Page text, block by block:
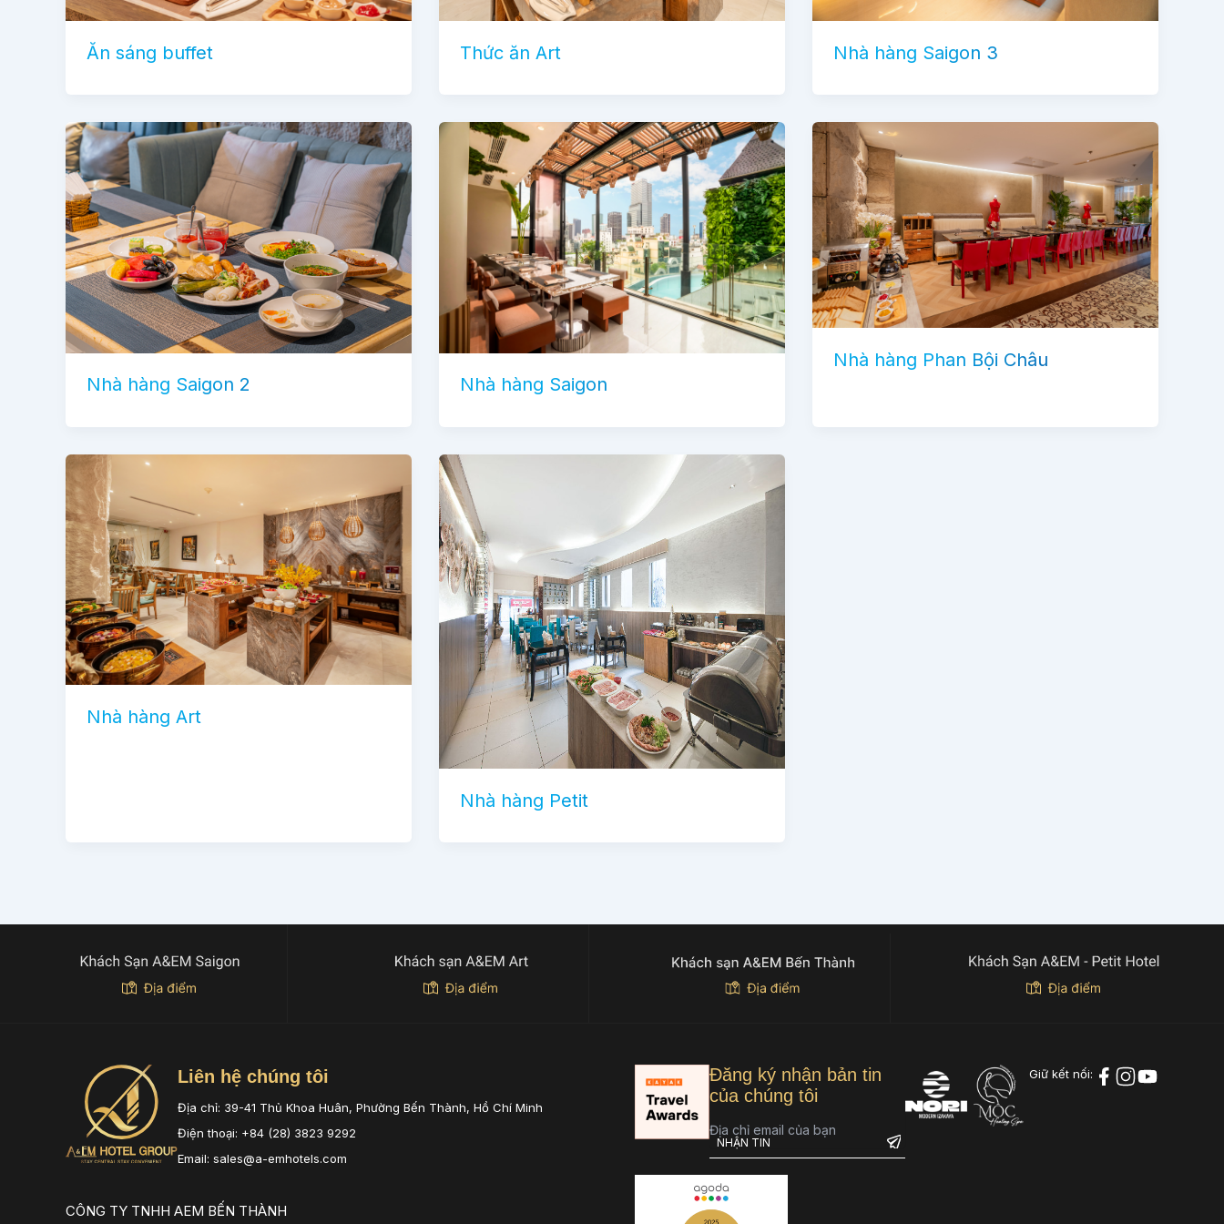
Ăn sáng buffet Thức ăn Art Nhà hàng Saigon 3
Nhà hàng Saigon 2 Nhà hàng Saigon
Nhà hàng Phan Bội Châu
Nhà hàng Art
Nhà hàng Petit
Liên hệ chúng tôi
Địa chỉ: 39-41 Thủ Khoa Huân, Phường Bến Thành, Hồ Chí Minh
Điện thoại: +84 (28) 3823 9292
Email: sales@a-emhotels.com
CÔNG TY TNHH AEM BẾN THÀNH
Đăng ký nhận bản tin
của chúng tôi
Giữ kết nối: